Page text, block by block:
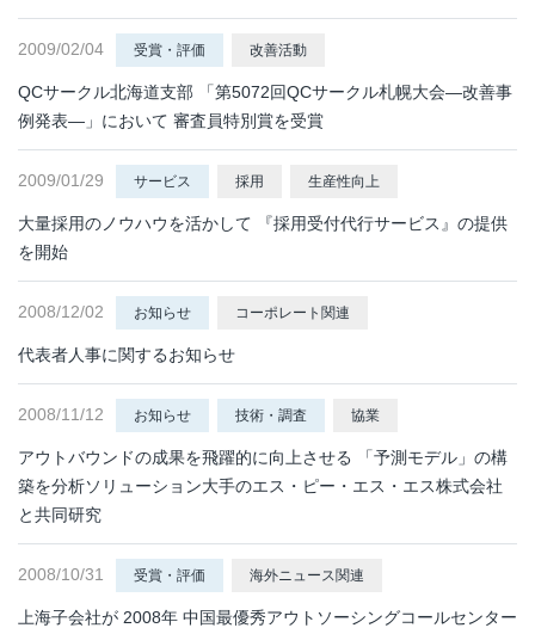
2009/02/04 受賞・評価 改善活動
QCサークル北海道支部 「第5072回QCサークル札幌大会―改善事
例発表―」において 審査員特別賞を受賞
2009/01/29 サービス 採用 生産性向上
大量採用のノウハウを活かして 『採用受付代行サービス』の提供
を開始
2008/12/02 お知らせ コーポレート関連
代表者人事に関するお知らせ
2008/11/12 お知らせ 技術・調査 協業
アウトバウンドの成果を飛躍的に向上させる 「予測モデル」の構
築を分析ソリューション大手のエス・ピー・エス・エス株式会社
と共同研究
2008/10/31 受賞・評価 海外ニュース関連
上海子会社が 2008年 中国最優秀アウトソーシングコールセンター